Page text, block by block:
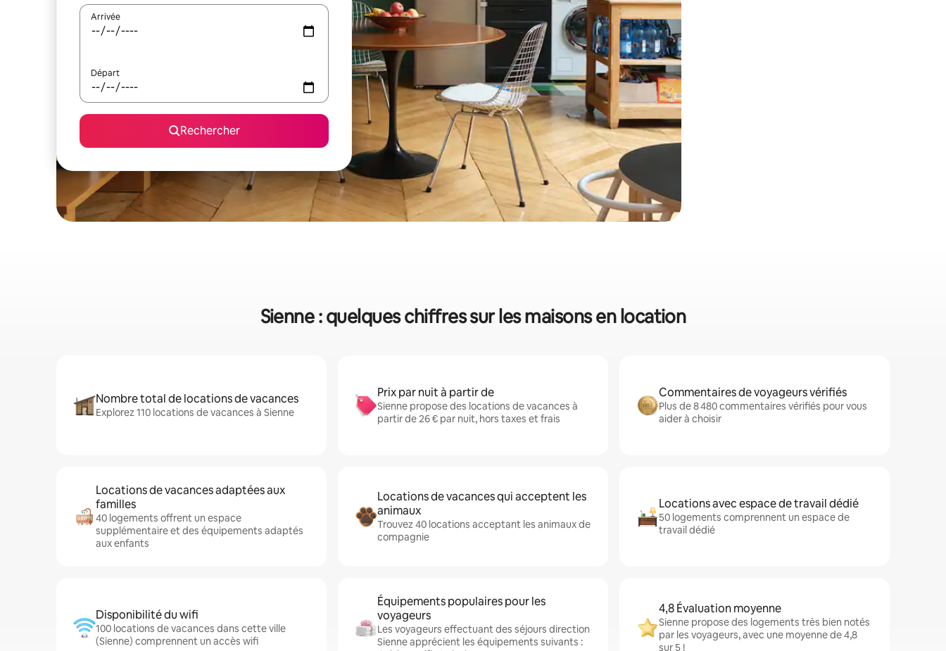
Arrivée
Départ
Rechercher
Sienne : quelques chiffres sur les maisons en location
Nombre total de locations de vacances
Explorez 110 locations de vacances à Sienne
Prix par nuit à partir de
Sienne propose des locations de vacances à
partir de 26 € par nuit, hors taxes et frais
Commentaires de voyageurs vérifiés
Plus de 8 480 commentaires vérifiés pour vous
aider à choisir
Locations de vacances adaptées aux
familles
40 logements offrent un espace
supplémentaire et des équipements adaptés
aux enfants
Locations de vacances qui acceptent les
animaux
Trouvez 40 locations acceptant les animaux de
compagnie
Locations avec espace de travail dédié
50 logements comprennent un espace de
travail dédié
Disponibilité du wifi
100 locations de vacances dans cette ville
(Sienne) comprennent un accès wifi
Équipements populaires pour les
voyageurs
Les voyageurs effectuant des séjours direction
Sienne apprécient les équipements suivants :
4,8 Évaluation moyenne
Sienne propose des logements très bien notés
par les voyageurs, avec une moyenne de 4,8
sur 5 !